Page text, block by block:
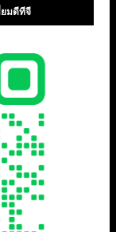
ยมดีทีจี